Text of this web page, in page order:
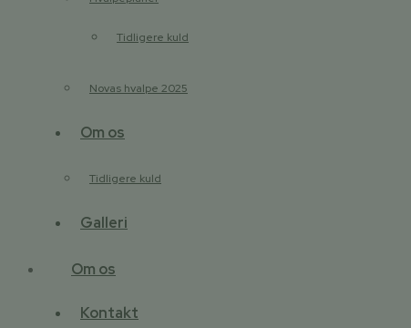
Tidligere kuld
Om os
Galleri
Kontakt
Novas hvalpe 2025
Tidligere kuld
Om os